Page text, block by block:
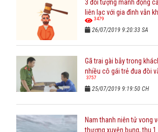
3 đối tượng manh động
liên lạc với gia đình vẫn
3479
26/07/2019 9:20:33 SA
Gã trai gài bẫy trong
nhiều cô gái trẻ đua đòi
3757
25/07/2019 9:19:50 CH
Nam thanh niên tử vong
thương xuyên bụng, thu 1